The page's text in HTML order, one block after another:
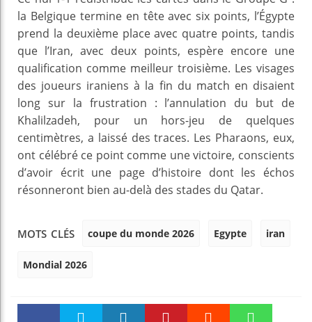
la Belgique termine en tête avec six points, l’Égypte
prend la deuxième place avec quatre points, tandis
que l’Iran, avec deux points, espère encore une
qualification comme meilleur troisième. Les visages
des joueurs iraniens à la fin du match en disaient
long sur la frustration : l’annulation du but de
Khalilzadeh, pour un hors-jeu de quelques
centimètres, a laissé des traces. Les Pharaons, eux,
ont célébré ce point comme une victoire, conscients
d’avoir écrit une page d’histoire dont les échos
résonneront bien au-delà des stades du Qatar.
MOTS CLÉS coupe du monde 2026 Egypte iran
Mondial 2026